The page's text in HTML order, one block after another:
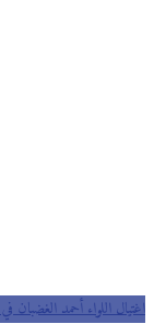
اغتيال اللواء أحمد